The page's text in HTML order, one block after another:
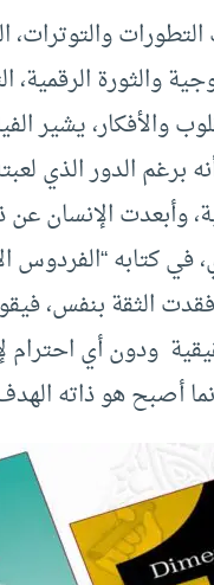
والثورة
والأفكار، يشير
برغم الدور الذي
وأبعدت الإنسان عن
في كتابه “الفردوس
الثقة بنفس،
ودون أي احترام
أصبح هو ذاته